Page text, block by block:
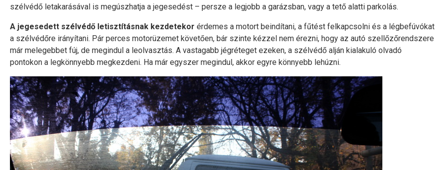
szélvédő letakarásával is megúszhatja a jegesedést – persze a legjobb a garázsban, vagy a tető alatti parkolás.
A jegesedett szélvédő letisztításnak kezdetekor érdemes a motort beindítani, a fűtést felkapcsolni és a légbefúvókat
a szélvédőre irányítani. Pár perces motorüzemet követően, bár szinte kézzel nem érezni, hogy az autó szellőzőrendszere
már melegebbet fúj, de megindul a leolvasztás. A vastagabb jégréteget ezeken, a szélvédő alján kialakuló olvadó
pontokon a legkönnyebb megkezdeni. Ha már egyszer megindul, akkor egyre könnyebb lehúzni.